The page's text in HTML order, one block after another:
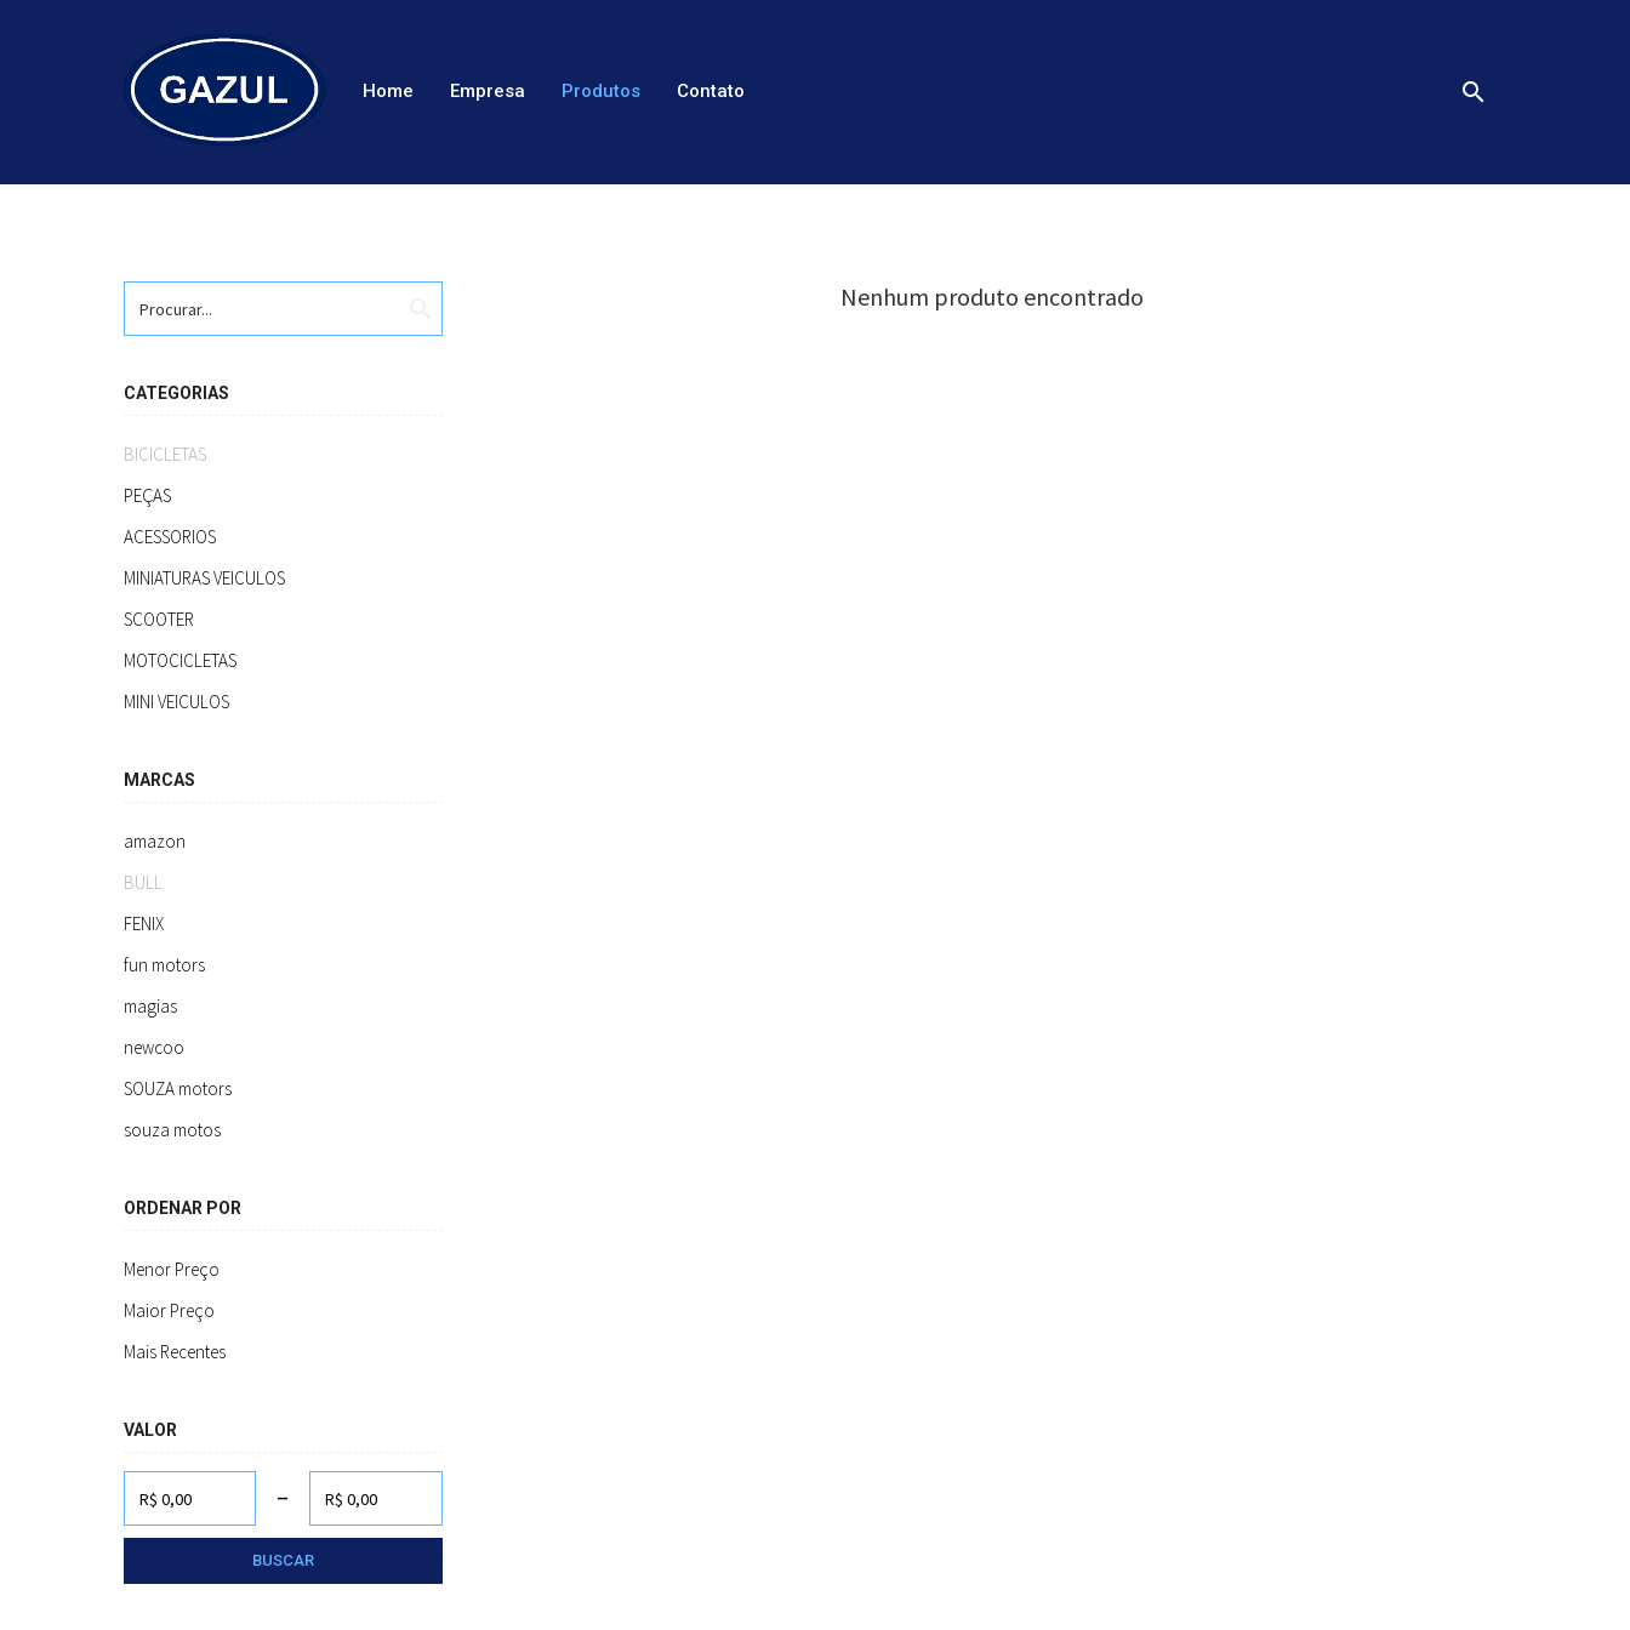
search
Home Empresa Produtos Contato
CATEGORIAS
BICICLETAS
PEÇAS
ACESSORIOS
MINIATURAS VEICULOS
SCOOTER
MOTOCICLETAS
MINI VEICULOS
MARCAS
amazon
BULL
FENIX
fun motors
magias
newcoo
SOUZA motors
souza motos
ORDENAR POR
Menor Preço
Maior Preço
Mais Recentes
VALOR
-
BUSCAR
Nenhum produto encontrado